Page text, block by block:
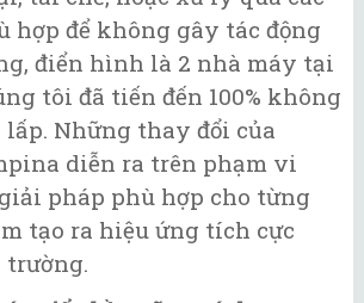
hợp để không gây tác động
điển hình là 2 nhà máy tại
tôi đã tiến đến 100% không
Những thay đổi của
diễn ra trên phạm vi
pháp phù hợp cho từng
tạo ra hiệu ứng tích cực
trường.